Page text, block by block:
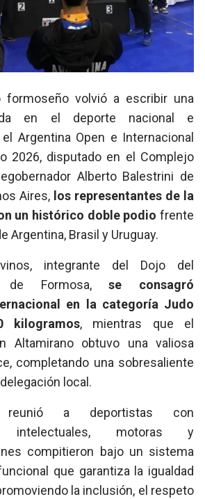
formoseño volvió a escribir una
en el deporte nacional e
Argentina Open e Internacional
2026, disputado en el Complejo
Alberto Balestrini de
Aires, los representantes de la
un histórico doble podio frente
Argentina, Brasil y Uruguay.
integrante del Dojo del
de Formosa,se consagró
en la categoría Judo
kilogramos, mientras que el
Altamirano obtuvo una valiosa
completando una sobresaliente
local.
a deportistas con
intelectuales, motoras y
compitieron bajo un sistema
que garantiza la igualdad
la inclusión, el respeto